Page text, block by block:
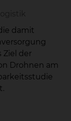
präzisere
und
und -
damit
Ziel der
Drohnen am